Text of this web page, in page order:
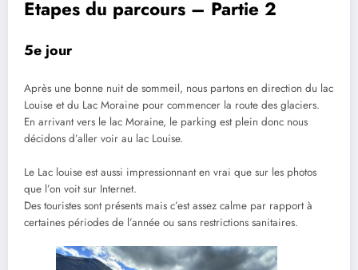
Etapes du parcours – Partie 2
5e jour
Après une bonne nuit de sommeil, nous partons en direction du lac
Louise et du Lac Moraine pour commencer la route des glaciers.
En arrivant vers le lac Moraine, le parking est plein donc nous
décidons d’aller voir au lac Louise.
Le Lac louise est aussi impressionnant en vrai que sur les photos
que l’on voit sur Internet.
Des touristes sont présents mais c’est assez calme par rapport à
certaines périodes de l’année ou sans restrictions sanitaires.